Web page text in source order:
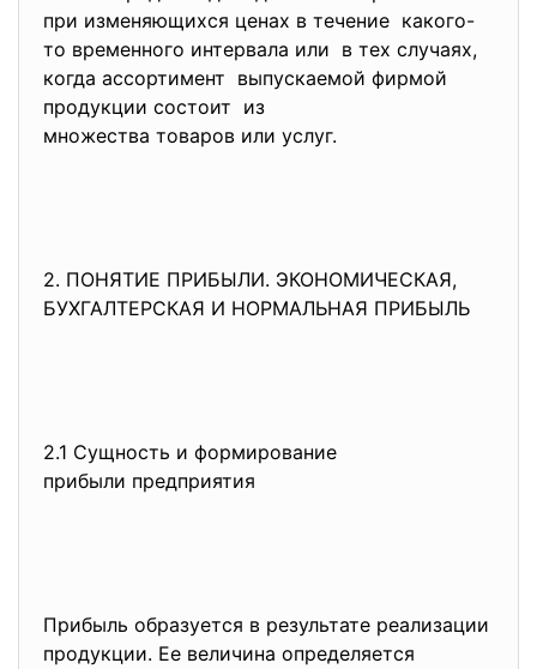
при изменяющихся ценах в течение какого-
то временного интервала или в тех случаях,
когда ассортимент выпускаемой фирмой
продукции состоит из
множества товаров или услуг.
2. ПОНЯТИЕ ПРИБЫЛИ. ЭКОНОМИЧЕСКАЯ,
БУХГАЛТЕРСКАЯ И НОРМАЛЬНАЯ ПРИБЫЛЬ
2.1 Сущность и формирование
прибыли предприятия
Прибыль образуется в результате реализации
продукции. Ее величина определяется